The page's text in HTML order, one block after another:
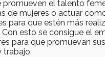
promueven el talento
de mujeres o actuar
para que estén más
Con esto se consigue el
para que promuevan
trabajo.